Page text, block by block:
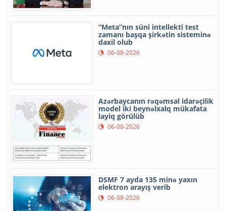
“Meta”nın süni intellekti test
zamanı başqa şirkətin sisteminə
daxil olub
06-08-2026
Azərbaycanın rəqəmsal idarəçilik
model iki beynəlxalq mükafata
layiq görülüb
06-08-2026
DSMF 7 ayda 135 minə yaxın
elektron arayış verib
06-08-2026